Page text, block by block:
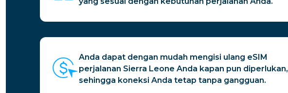
Anda dapat dengan mudah mengisi ulang eSIM
perjalanan Sierra Leone Anda kapan pun diperlukan,
sehingga koneksi Anda tetap tanpa gangguan.